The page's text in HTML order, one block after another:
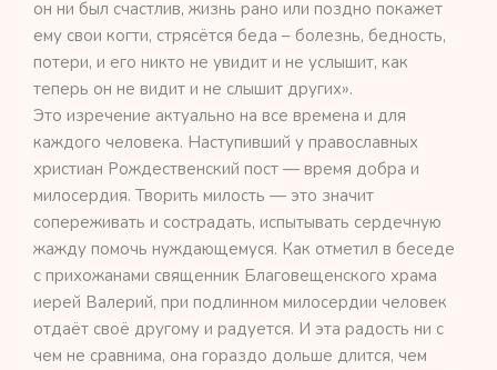
он ни был счастлив, жизнь рано или поздно покажет
ему свои когти, стрясётся беда – болезнь, бедность,
потери, и его никто не увидит и не услышит, как
теперь он не видит и не слышит других».
Это изречение актуально на все времена и для
каждого человека. Наступивший у православных
христиан Рождественский пост — время добра и
милосердия. Творить милость — это значит
сопереживать и сострадать, испытывать сердечную
жажду помочь нуждающемуся. Как отметил в беседе
с прихожанами священник Благовещенского храма
иерей Валерий, при подлинном милосердии человек
отдаёт своё другому и радуется. И эта радость ни с
чем не сравнима, она гораздо дольше длится, чем